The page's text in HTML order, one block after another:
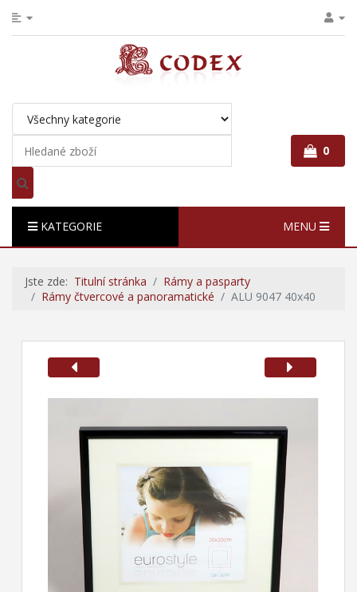
0
KATEGORIE MENU
Jste zde: Titulní stránka
Rámy a pasparty
Rámy čtvercové a panoramatické
ALU 9047 40x40